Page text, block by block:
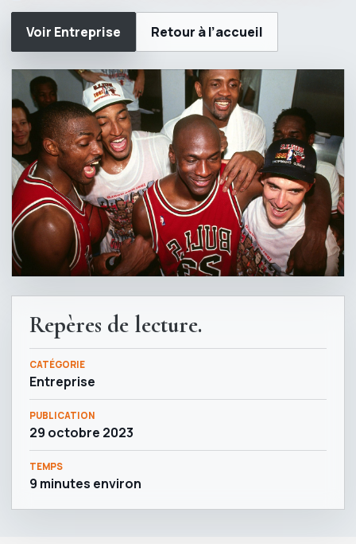
Voir Entreprise Retour à l’accueil
Repères de lecture.
CATÉGORIE
Entreprise
PUBLICATION
29 octobre 2023
TEMPS
9 minutes environ